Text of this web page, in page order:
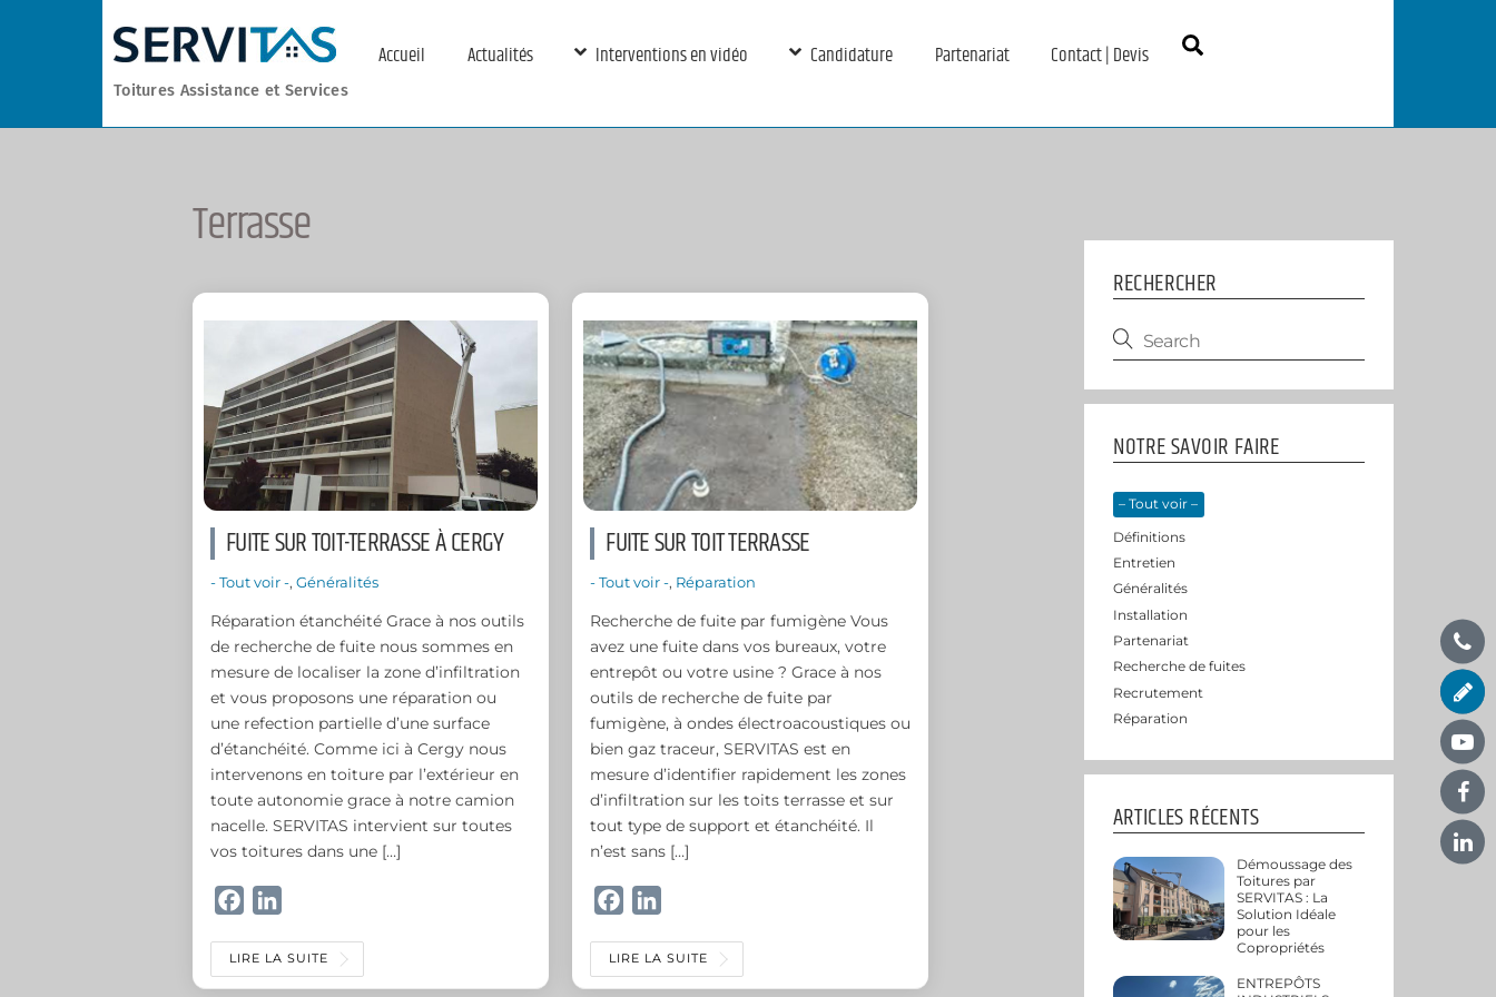
Toitures Assistance et Services
Search
Accueil Actualités Interventions en vidéo Candidature Partenariat Contact | Devis
Terrasse
FUITE SUR TOIT-TERRASSE À CERGY
- Tout voir -,Généralités
Réparation étanchéité Grace à nos outils
de recherche de fuite nous sommes en
mesure de localiser la zone d’infiltration
et vous proposons une réparation ou
une refection partielle d’une surface
d’étanchéité. Comme ici à Cergy nous
intervenons en toiture par l’extérieur en
toute autonomie grace à notre camion
nacelle. SERVITAS intervient sur toutes
vos toitures dans une […]
c
e
n
k
LIRE LA SUITE
FUITE SUR TOIT TERRASSE
- Tout voir -, Réparation
Recherche de fuite par fumigène Vous
avez une fuite dans vos bureaux, votre
entrepôt ou votre usine ? Grace à nos
outils de recherche de fuite par
fumigène, à ondes électroacoustiques ou
bien gaz traceur, SERVITAS est en
mesure d’identifier rapidement les zones
d’infiltration sur les toits terrasse et sur
tout type de support et étanchéité. Il
n’est sans […]
c
e
n
k
LIRE LA SUITE
RECHERCHER
NOTRE SAVOIR FAIRE
– Tout voir –
Définitions
Entretien
Généralités
Installation
Partenariat
Recherche de fuites
Recrutement
Réparation
ARTICLES RÉCENTS
Démoussage des
Toitures par
SERVITAS : La
Solution Idéale
pour les
Copropriétés
ENTREPÔTS